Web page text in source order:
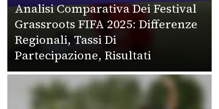
Analisi Comparativa Dei Festival
Grassroots FIFA 2025: Differenze
Regionali, Tassi Di
Partecipazione, Risultati